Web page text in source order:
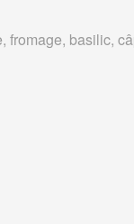
fromage, basilic,